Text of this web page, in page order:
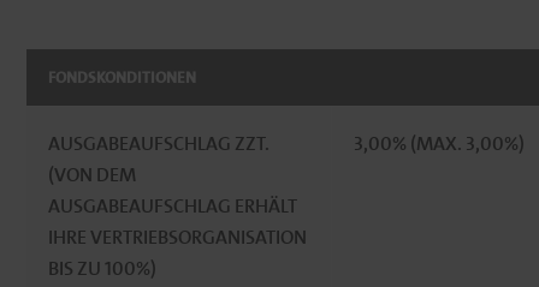
FONDSKONDITIONEN
AUSGABEAUFSCHLAG ZZT.
(VON DEM
AUSGABEAUFSCHLAG ERHÄLT
IHRE VERTRIEBSORGANISATION
BIS ZU 100%)
3,00% (MAX. 3,00%)